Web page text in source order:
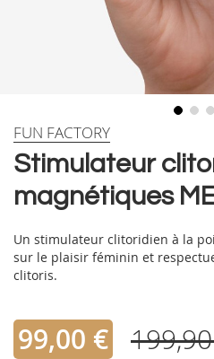
Skip
the
images
gallery
Stimulateur
magnétiques
FUN FACTORY
Un stimulateur clitoridien à la
sur le plaisir féminin et
clitoris.
99,00 €